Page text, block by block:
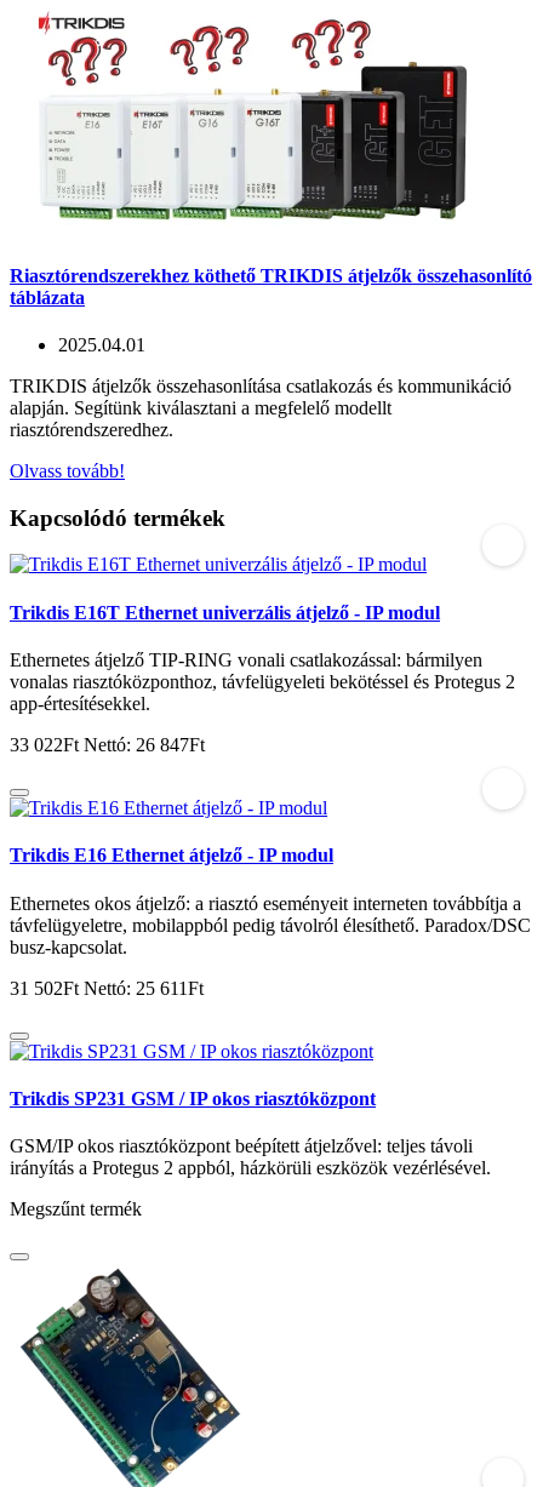
Riasztórendszerekhez köthető TRIKDIS átjelzők összehasonlító
táblázata
2025.04.01
TRIKDIS átjelzők összehasonlítása csatlakozás és kommunikáció
alapján. Segítünk kiválasztani a megfelelő modellt
riasztórendszeredhez.
Olvass tovább!
Kapcsolódó termékek
Trikdis E16T Ethernet univerzális átjelző - IP modul
Ethernetes átjelző TIP-RING vonali csatlakozással: bármilyen
vonalas riasztóközponthoz, távfelügyeleti bekötéssel és Protegus 2
app-értesítésekkel.
33 022Ft Nettó: 26 847Ft
Trikdis E16 Ethernet átjelző - IP modul
Ethernetes okos átjelző: a riasztó eseményeit interneten továbbítja a
távfelügyeletre, mobilappból pedig távolról élesíthető. Paradox/DSC
busz-kapcsolat.
31 502Ft Nettó: 25 611Ft
Trikdis SP231 GSM / IP okos riasztóközpont
GSM/IP okos riasztóközpont beépített átjelzővel: teljes távoli
irányítás a Protegus 2 appból, házkörüli eszközök vezérlésével.
Megszűnt termék